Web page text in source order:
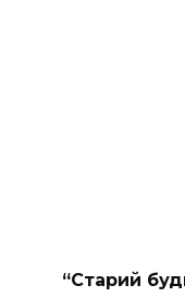
“Старий